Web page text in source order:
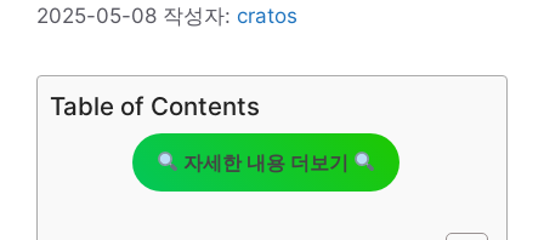
2025-05-08 작성자: cratos
Table of Contents
자세한 내용 더보기